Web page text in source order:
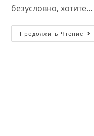
безусловно, хотите…
Продолжить Чтение